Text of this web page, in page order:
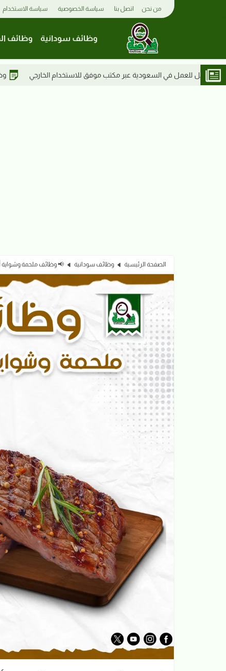
من نحن اتصل بنا سياسة الخصوصية سياسة الاستخدام
وظائف سودانية وظائف
موفق للاستخدام الخارجي وظائف السودان 2026 | جامعة شندي تعلن عن وظيفة سائق
الصفحة الرئيسية وظائف سودانية 📢 وظائف ملحمة وشواية أولاد